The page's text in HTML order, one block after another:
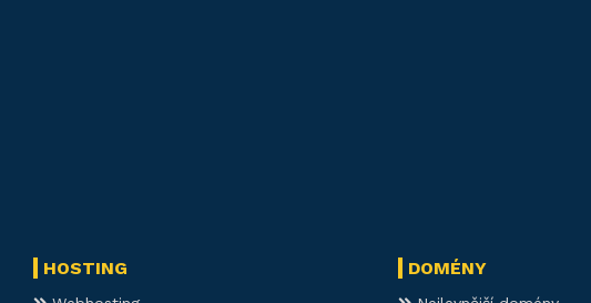
HOSTING DOMÉNY